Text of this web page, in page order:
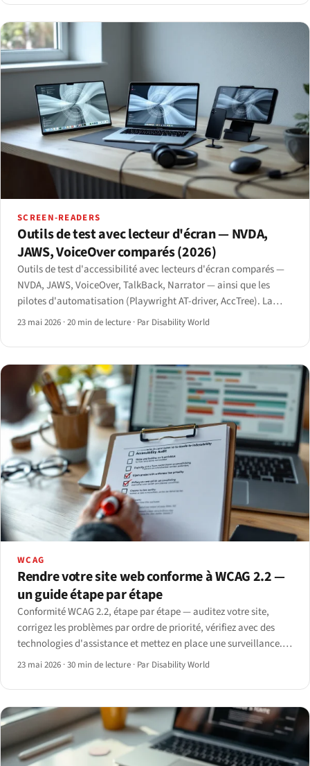
SCREEN-READERS
Outils de test avec lecteur d'écran — NVDA,
JAWS, VoiceOver comparés (2026)
Outils de test d'accessibilité avec lecteurs d'écran comparés —
NVDA, JAWS, VoiceOver, TalkBack, Narrator — ainsi que les
pilotes d'automatisation (Playwright AT-driver, AccTree). La
méthodologie de test 2026.
23 mai 2026 ·20 min de lecture · Par Disability World
WCAG
Rendre votre site web conforme à WCAG 2.2 —
un guide étape par étape
Conformité WCAG 2.2, étape par étape — auditez votre site,
corrigez les problèmes par ordre de priorité, vérifiez avec des
technologies d'assistance et mettez en place une surveillance.
Le guide complet 2026.
23 mai 2026 ·30 min de lecture · Par Disability World